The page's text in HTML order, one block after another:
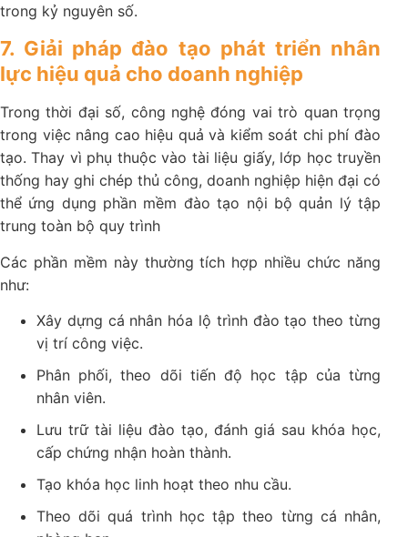
trong kỷ nguyên số.
7. Giải pháp đào tạo phát triển nhân
lực hiệu quả cho doanh nghiệp
Trong thời đại số, công nghệ đóng vai trò quan trọng
trong việc nâng cao hiệu quả và kiểm soát chi phí đào
tạo. Thay vì phụ thuộc vào tài liệu giấy, lớp học truyền
thống hay ghi chép thủ công, doanh nghiệp hiện đại có
thể ứng dụng phần mềm đào tạo nội bộ quản lý tập
trung toàn bộ quy trình
Các phần mềm này thường tích hợp nhiều chức năng
như:
Xây dựng cá nhân hóa lộ trình đào tạo theo từng
vị trí công việc.
Phân phối, theo dõi tiến độ học tập của từng
nhân viên.
Lưu trữ tài liệu đào tạo, đánh giá sau khóa học,
cấp chứng nhận hoàn thành.
Tạo khóa học linh hoạt theo nhu cầu.
Theo dõi quá trình học tập theo từng cá nhân,